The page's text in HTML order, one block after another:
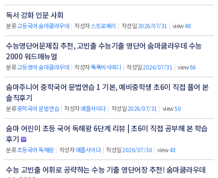
독서 강화 인문 사회
분류고등국어 숨마쿰라우데 | 작성자스트로베리 | 작성일2026/07/31 | view48
수능영단어문제집 추천, 고빈출 수능기출 영단어 숨마쿰라우데 수능
2000 워드매뉴얼
분류고등영어 숨마쿰라우데 | 작성자똑똑박사에디 | 작성일2026/07/31 | view66
숨마주니어 중학국어 문법연습 1 기본, 예비중학생 초6이 직접 풀어 본
솔직후기
분류중학국어 문법연습 | 작성자애플사이다 | 작성일2026/07/31 | view50
숨마 어린이 초등 국어 독해왕 6단계 리뷰 | 초6이 직접 공부해 본 학습
후기
분류초등국어 독해왕 | 작성자애플사이다 | 작성일2026/07/30 | view43
수능 고빈출 어휘로 공략하는 수능 기출 영단어장 추천! 숨마쿰라우데